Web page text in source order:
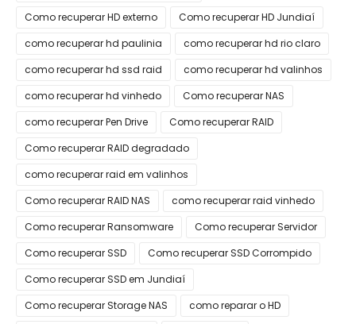
Como recuperar HD externo
Como recuperar HD Jundiaí
como recuperar hd paulinia
como recuperar hd rio claro
como recuperar hd ssd raid
como recuperar hd valinhos
como recuperar hd vinhedo
Como recuperar NAS
como recuperar Pen Drive
Como recuperar RAID
Como recuperar RAID degradado
como recuperar raid em valinhos
Como recuperar RAID NAS
como recuperar raid vinhedo
Como recuperar Ransomware
Como recuperar Servidor
Como recuperar SSD
Como recuperar SSD Corrompido
Como recuperar SSD em Jundiaí
Como recuperar Storage NAS
como reparar o HD